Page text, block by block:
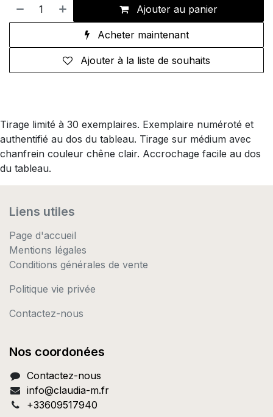
Ajouter au panier
Acheter maintenant
Ajouter à la liste de souhaits
Tirage limité à 30 exemplaires. Exemplaire numéroté et
authentifié au dos du tableau. Tirage sur médium avec
chanfrein couleur chêne clair. Accrochage facile au dos
du tableau.
Liens utiles
Page d'accueil
Mentions légales
Conditions générales de vente
Politique vie privée
Contactez-nous
Nos coordonées
Contactez-nous
info@claudia-m.fr
+33609517940